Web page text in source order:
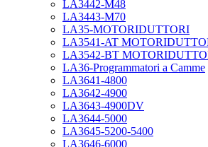
LA3442-M48
LA3443-M70
LA35-MOTORIDUTTORI
LA3541-AT
LA3542-BT
LA36-Programmatori a Camme
LA3641-4800
LA3642-4900
LA3643-4900DV
LA3644-5000
LA3645-5200-5400
LA3646-6000